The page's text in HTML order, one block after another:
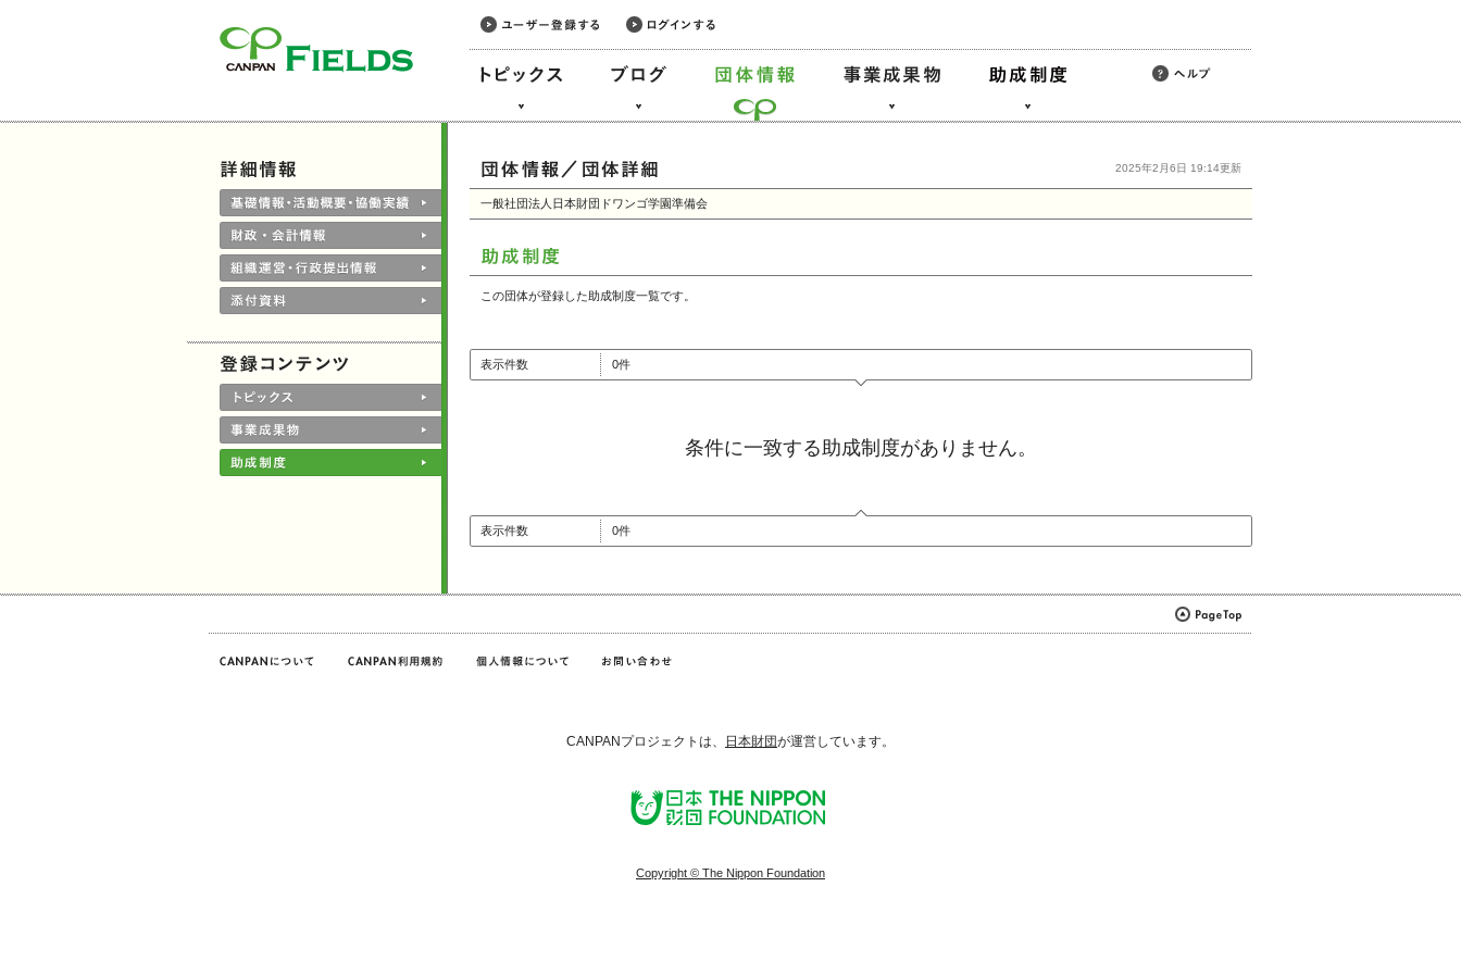
2025年2月6日 19:14更新
一般社団法人日本財団ドワンゴ学園準備会
この団体が登録した助成制度一覧です。
表示件数 0件
条件に一致する助成制度がありません。
表示件数 0件
CANPANプロジェクトは、 日本財団が運営しています。
Copyright © The Nippon Foundation